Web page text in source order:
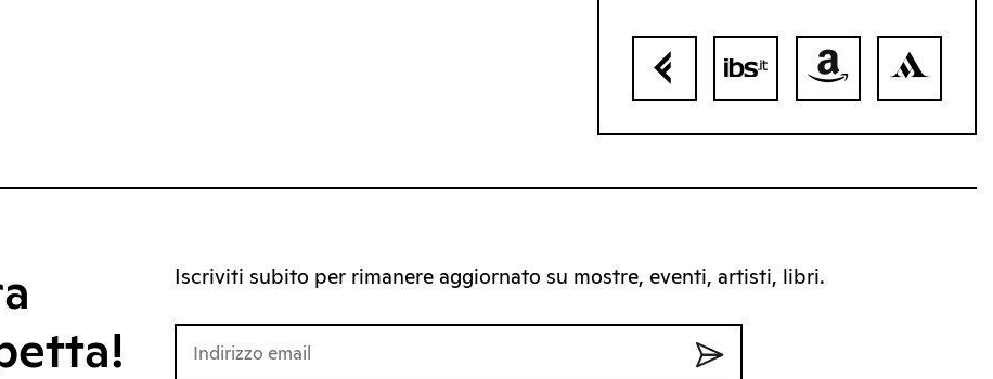
Iscriviti subito per rimanere aggiornato su mostre, eventi, artisti, libri.